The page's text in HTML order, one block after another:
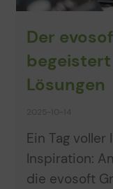
Der
Lösungen
Ein Tag
Inspiration:
die evosoft